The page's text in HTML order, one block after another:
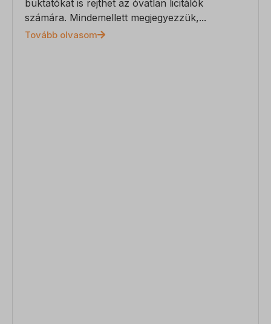
buktatókat is rejthet az óvatlan licitálók
számára. Mindemellett megjegyezzük,...
Tovább olvasom